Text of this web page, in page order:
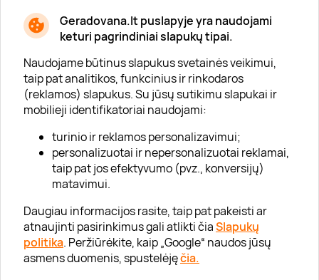
Geradovana.lt puslapyje yra naudojami
keturi pagrindiniai slapukų tipai.
Naudojame būtinus slapukus svetainės veikimui,
taip pat analitikos, funkcinius ir rinkodaros
(reklamos) slapukus. Su jūsų sutikimu slapukai ir
mobilieji identifikatoriai naudojami:
turinio ir reklamos personalizavimui;
personalizuotai ir nepersonalizuotai reklamai,
taip pat jos efektyvumo (pvz., konversijų)
matavimui.
Daugiau informacijos rasite, taip pat pakeisti ar
atnaujinti pasirinkimus gali atlikti čiaSlapukų
politika. Peržiūrėkite, kaip „Google“ naudos jūsų
asmens duomenis, spustelėjęčia.
Apie mus
Apie „Gera Dovana“
Lojalumo klubas
Karjera
Visi partneriai
Kontaktai
Tinklaraštis
Informacija